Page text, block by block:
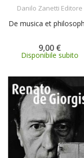
Danilo Zanetti Editore
De musica et
9,00 €
Disponibile subito